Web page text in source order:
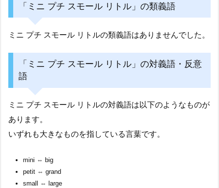
「ミニ プチ スモール リトル」の類義語
ミニ プチ スモール リトルの類義語はありませんでした。
「ミニ プチ スモール リトル」の対義語・反意
語
ミニ プチ スモール リトルの対義語は以下のようなものが
あります。
いずれも大きなものを指している言葉です。
mini ⇔ big
petit ⇔ grand
small ⇔ large